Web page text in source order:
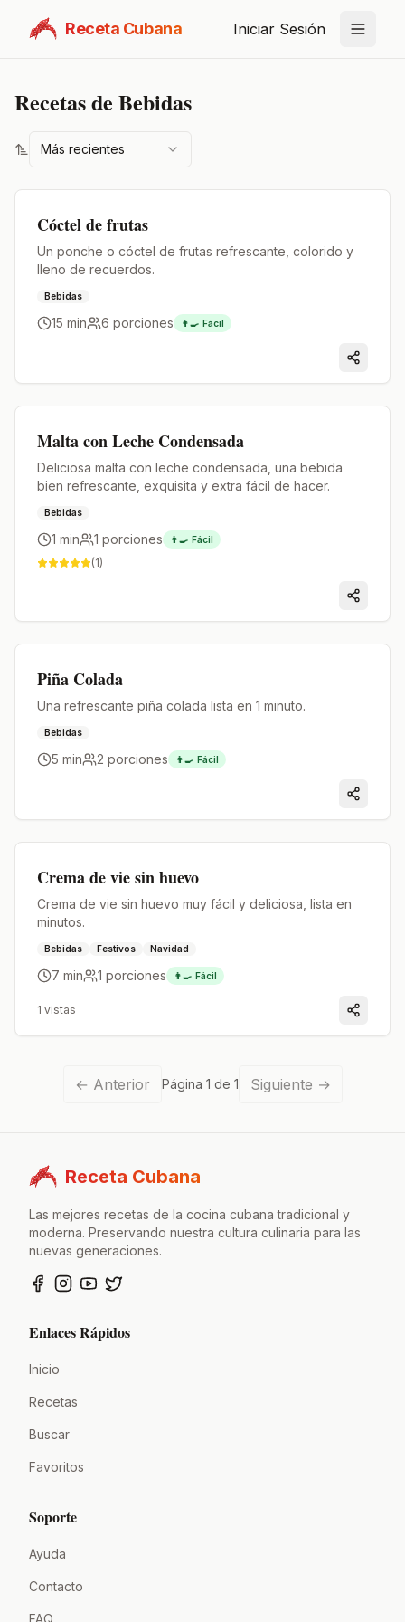
Receta Cubana Iniciar Sesión
Recetas de Bebidas
Más recientes
Cóctel de frutas
Un ponche o cóctel de frutas refrescante, colorido y
lleno de recuerdos.
Bebidas
15 min 6 porciones 👨‍🍳 Fácil
Malta con Leche Condensada
Deliciosa malta con leche condensada, una bebida
bien refrescante, exquisita y extra fácil de hacer.
Bebidas
1 min 1 porciones 👨‍🍳 Fácil
(1)
Piña Colada
Una refrescante piña colada lista en 1 minuto.
Bebidas
5 min 2 porciones 👨‍🍳 Fácil
Crema de vie sin huevo
Crema de vie sin huevo muy fácil y deliciosa, lista en
minutos.
Bebidas Festivos Navidad
7 min 1 porciones 👨‍🍳 Fácil
1 vistas
← Anterior Página 1 de 1 Siguiente →
Receta Cubana
Las mejores recetas de la cocina cubana tradicional y
moderna. Preservando nuestra cultura culinaria para las
nuevas generaciones.
Enlaces Rápidos
Inicio
Recetas
Buscar
Favoritos
Soporte
Ayuda
Contacto
FAQ